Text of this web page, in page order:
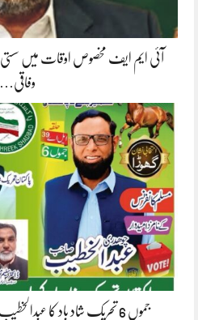
آئی ایم ایف مخصوص اوقات میں
وفاقی…
جموں 6 تحریک شاد باد کا عبدالخطیب چودھری کی حمایت کا اعلان